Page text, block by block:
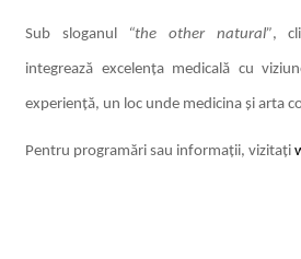
Sub sloganul “the other natural”,
integrează excelența medicală cu
experiență, un loc unde medicina și arta
Pentru programări sau informații, vizitați